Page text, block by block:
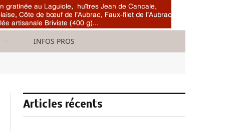
INFOS PROS
Articles récents